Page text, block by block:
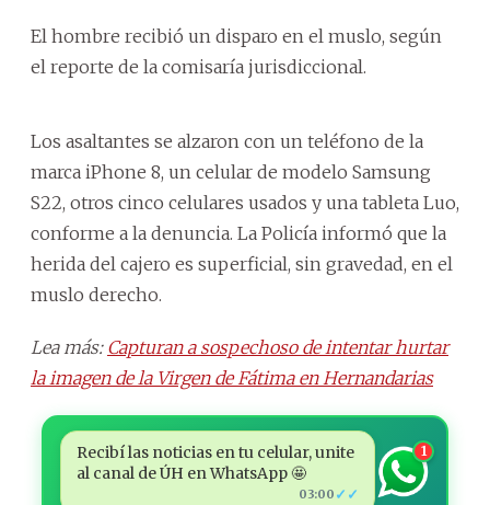
El hombre recibió un disparo en el muslo, según
el reporte de la comisaría jurisdiccional.
Los asaltantes se alzaron con un teléfono de la
marca iPhone 8, un celular de modelo Samsung
S22, otros cinco celulares usados y una tableta Luo,
conforme a la denuncia. La Policía informó que la
herida del cajero es superficial, sin gravedad, en el
muslo derecho.
Lea más: Capturan a sospechoso de intentar hurtar
la imagen de la Virgen de Fátima en Hernandarias
Recibí las noticias en tu celular, unite
al canal de ÚH en WhatsApp 🤩
03:00 ✓✓
1